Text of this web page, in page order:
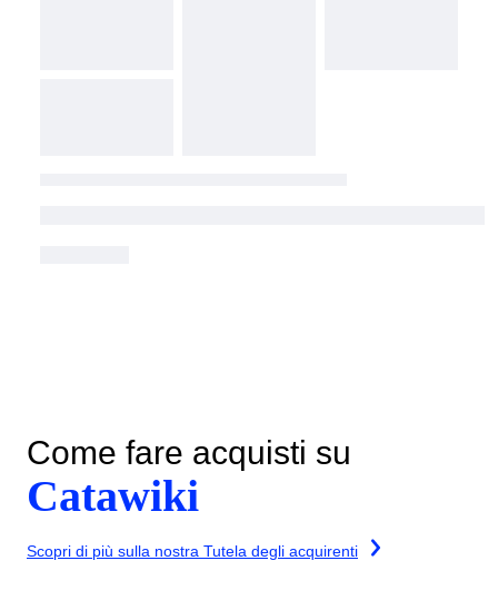
Come fare acquisti su
Catawiki
Scopri di più sulla nostra Tutela degli acquirenti